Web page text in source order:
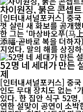
차이원징, 붉은 콘셉
[인터내셔널포커스] 중
껏 살린 새 화보를 공개
한 그는 ‘마상바오푸(马
添福·곧바로 복을 더하
지었다. 말의 해를 상징
52명 네 세대가 만든
제
[인터내셔널포커스] 중
인도 무대 장치도 없는 ‘
있다. 한 집안 식구 52명
연한 설맞이 공연이 소